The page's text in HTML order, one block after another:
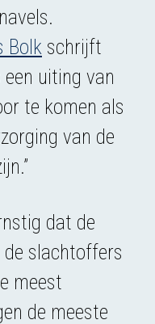
Bolk schrijft
een uiting van
te komen als
van de
dat de
slachtoffers
meest
de meeste